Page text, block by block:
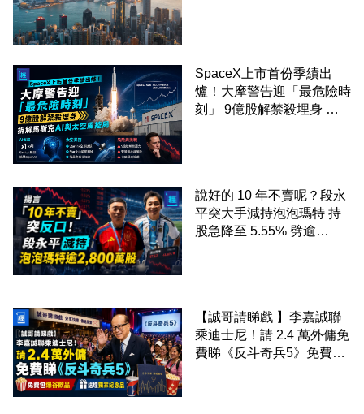
SpaceX上市首份季績出
爐！大摩警告迎「最危險時
刻」 9億股解禁殺埋身 拆
說好的 10 年不賣呢？段永
平突大手減持泡泡瑪特 持
股急降至 5.55% 劈逾
【誠哥請睇戲 】李嘉誠聯
乘迪士尼！請 2.4 萬外傭免
費睇《反斗奇兵5》免費包